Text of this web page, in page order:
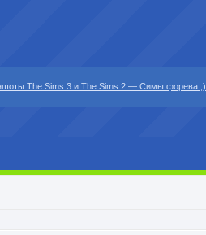
The Sims 3 и The Sims 2 — Симы форева ;)